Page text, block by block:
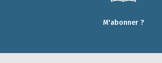
M'abonner ?